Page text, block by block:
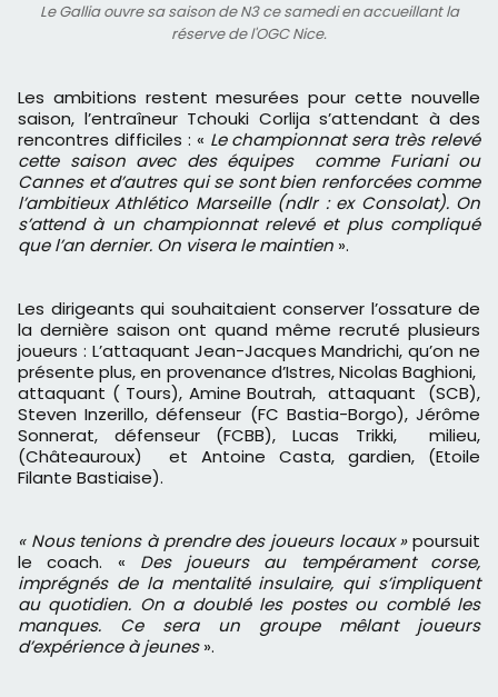
Le Gallia ouvre sa saison de N3 ce samedi en accueillant la
réserve de l'OGC Nice.
Les ambitions restent mesurées pour cette nouvelle
saison, l’entraîneur Tchouki Corlija s’attendant à des
rencontres difficiles : « Le championnat sera très relevé
cette saison avec des équipes comme Furiani ou
Cannes et d’autres qui se sont bien renforcées comme
l’ambitieux Athlético Marseille (ndlr : ex Consolat). On
s’attend à un championnat relevé et plus compliqué
que l’an dernier. On visera le maintien ».
Les dirigeants qui souhaitaient conserver l’ossature de
la dernière saison ont quand même recruté plusieurs
joueurs : L’attaquant Jean-Jacques Mandrichi, qu’on ne
présente plus, en provenance d’Istres, Nicolas Baghioni,
attaquant ( Tours), Amine Boutrah, attaquant (SCB),
Steven Inzerillo, défenseur (FC Bastia-Borgo), Jérôme
Sonnerat, défenseur (FCBB), Lucas Trikki, milieu,
(Châteauroux) et Antoine Casta, gardien, (Etoile
Filante Bastiaise).
« Nous tenions à prendre des joueurs locaux »poursuit
le coach. « Des joueurs au tempérament corse,
imprégnés de la mentalité insulaire, qui s’impliquent
au quotidien. On a doublé les postes ou comblé les
manques. Ce sera un groupe mêlant joueurs
d’expérience à jeunes».